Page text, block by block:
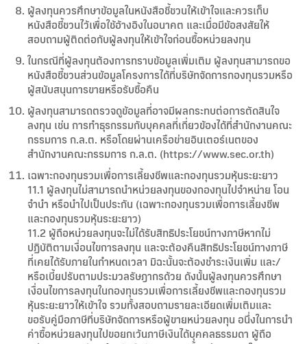
ผู้ลงทุนควรศึกษาข้อมูลในหนังสือชี้ชวนให้เข้าใจและควรเก็บ
หนังสือชี้ชวนไว้เพื่อใช้อ้างอิงในอนาคต และเมื่อมีข้อสงสัยให้
สอบถามผู้ติดต่อกับผู้ลงทุนให้เข้าใจก่อนซื้อหน่วยลงทุน
ในกรณีที่ผู้ลงทุนต้องการทราบข้อมูลเพิ่มเติม ผู้ลงทุนสามารถขอ
หนังสือชี้ชวนส่วนข้อมูลโครงการได้ที่บริษัทจัดการกองทุนรวมหรือ
ผู้สนับสนุนการขายหรือรับซื้อคืน
ผู้ลงทุนสามารถตรวจดูข้อมูลที่อาจมีผลกระทบต่อการตัดสินใจ
ลงทุน เช่น การทำธุรกรรมกับบุคคลที่เกี่ยวข้องได้ที่สำนักงานคณะ
กรรมการ ก.ล.ต. หรือโดยผ่านเครือข่ายอินเตอร์เนตของ
สำนักงานคณะกรรมการ ก.ล.ต. (https://www.sec.or.th)
เฉพาะกองทุนรวมเพื่อการเลี้ยงชีพและกองทุนรวมหุ้นระยะยาว
11.1 ผู้ลงทุนไม่สามารถนำหน่วยลงทุนของกองทุนไปจำหน่าย โอน
จำนำ หรือนำไปเป็นประกัน (เฉพาะกองทุนรวมเพื่อการเลี้ยงชีพ
และกองทุนรวมหุ้นระยะยาว)
11.2 ผู้ถือหน่วยลงทุนจะไม่ได้รับสิทธิประโยชน์ทางภาษีหากไม่
ปฏิบัติตามเงื่อนไขการลงทุน และจะต้องคืนสิทธิประโยชน์ทางภาษี
ที่เคยได้รับภายในกำหนดเวลา มิฉะนั้นจะต้องชำระเงินเพิ่ม และ/
หรือเบี้ยปรับตามประมวลรัษฎากรด้วย ดังนั้นผู้ลงทุนควรศึกษา
เงื่อนไขการลงทุนในกองทุนรวมเพื่อการเลี้ยงชีพและกองทุนรวม
หุ้นระยะยาวให้เข้าใจ รวมทั้งสอบถามรายละเอียดเพิ่มเติมและ
ขอรับคู่มือภาษีที่บริษัทจัดการหรือผู้ขายหน่วยลงทุน อนึ่งในการนำ
ค่าซื้อหน่วยลงทุนไปขอยกเว้นภาษีเงินได้บุคคลธรรมดา ผู้ถือ